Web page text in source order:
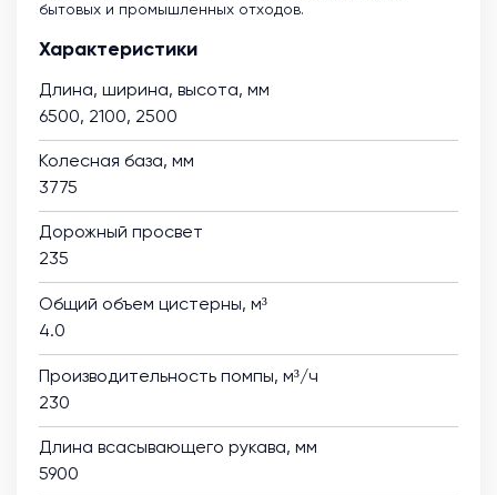
бытовых и промышленных отходов.
Характеристики
Длина, ширина, высота, мм
6500, 2100, 2500
Колесная база, мм
3775
Дорожный просвет
235
Общий объем цистерны, м³
4.0
Производительность помпы, м³/ч
230
Длина всасывающего рукава, мм
5900